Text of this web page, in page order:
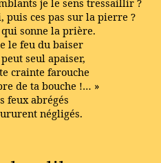
je le sens tressaillir ?
puis ces pas sur la pierre ?
qui sonne la prière.
le feu du baiser
seul apaiser,
crainte farouche
de ta bouche !… »
feux abrégés
négligés.